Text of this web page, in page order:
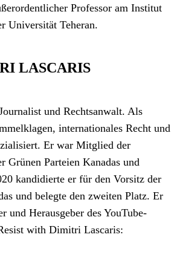
Professor am Institut
Universität Teheran.
LASCARIS
und Rechtsanwalt. Als
internationales Recht und
Er war Mitglied der
Grünen Parteien Kanadas und
kandidierte er für den Vorsitz der
und belegte den zweiten Platz. Er
und Herausgeber des YouTube-
with Dimitri Lascaris: